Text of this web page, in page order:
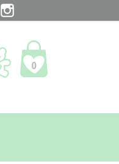
Facebook
0